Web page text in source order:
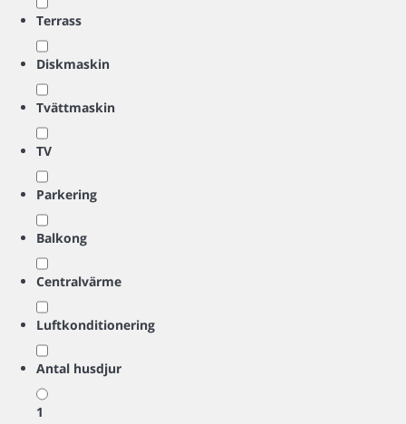
Terrass
Diskmaskin
Tvättmaskin
TV
Parkering
Balkong
Centralvärme
Luftkonditionering
Antal husdjur
1